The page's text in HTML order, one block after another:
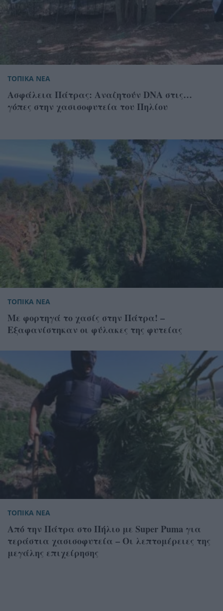
ΤΟΠΙΚΑ ΝΕΑ
Ασφάλεια Πάτρας: Αναζητούν DNA στις…
γόπες στην χασισοφυτεία του Πηλίου
ΤΟΠΙΚΑ ΝΕΑ
Με φορτηγά το χασίς στην Πάτρα! –
Εξαφανίστηκαν οι φύλακες της φυτείας
ΤΟΠΙΚΑ ΝΕΑ
Από την Πάτρα στο Πήλιο με Super Puma για
τεράστια χασισοφυτεία – Οι λεπτομέρειες της
μεγάλης επιχείρησης